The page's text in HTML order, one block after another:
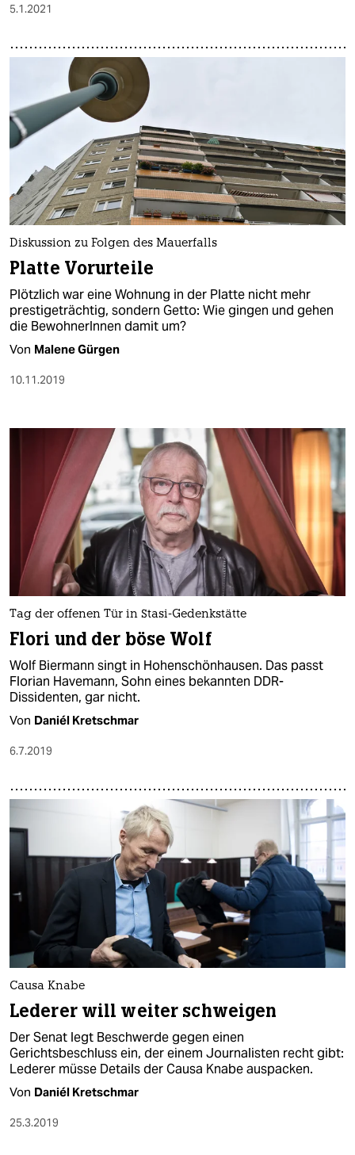
5.1.2021
Diskussion zu Folgen des Mauerfalls
Platte Vorurteile
Plötzlich war eine Wohnung in der Platte nicht mehr
prestigeträchtig, sondern Getto: Wie gingen und gehen
die BewohnerInnen damit um?
Von Malene Gürgen
10.11.2019
Tag der offenen Tür in Stasi-Gedenkstätte
Flori und der böse Wolf
Wolf Biermann singt in Hohenschönhausen. Das passt
Florian Havemann, Sohn eines bekannten DDR-
Dissidenten, gar nicht.
Von Daniél Kretschmar
6.7.2019
Causa Knabe
Lederer will weiter schweigen
Der Senat legt Beschwerde gegen einen
Gerichtsbeschluss ein, der einem Journalisten recht gibt:
Lederer müsse Details der Causa Knabe auspacken.
Von Daniél Kretschmar
25.3.2019